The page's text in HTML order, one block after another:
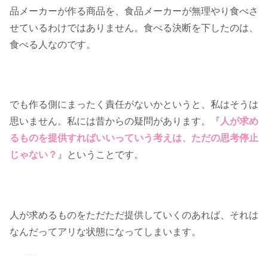
品メーカーが作る商品を、食品メーカーが無理やり食べさ
せているわけではありません。食べる決断を下したのは、
食べる人なのです。
でも作る側にまったく責任がないかというと、私はそうは
思いません。私には昔からの疑問があります。『 人が求め
るものを提供すればいいっていう考えは、ただの思考停止
じゃない？ 』ということです。
人が求めるものをただただ提供していくのあれば、それは
なんだってアリな状態になってしまいます。